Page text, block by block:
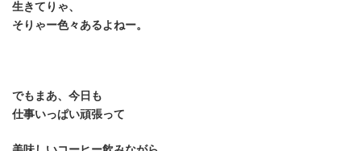
生きてりゃ、
そりゃー色々あるよねー。
でもまあ、今日も
仕事いっぱい頑張って